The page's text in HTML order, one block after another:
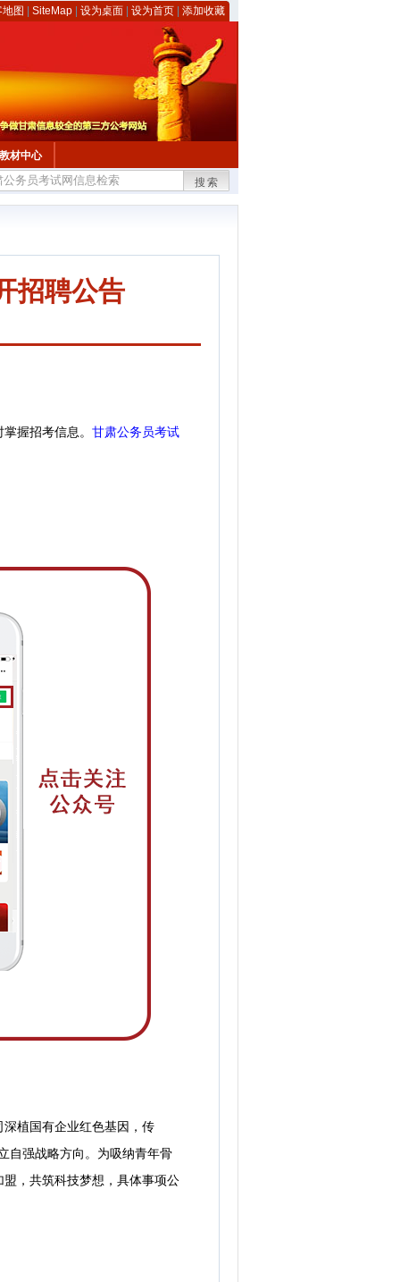
图 SiteMap 设为桌面 设为首页 添加收藏
教材中心
搜索
招聘公告
掌握招考信息。 甘肃公务员考试
植国有企业红色基因，传
自强战略方向。为吸纳青年骨
，共筑科技梦想，具体事项公